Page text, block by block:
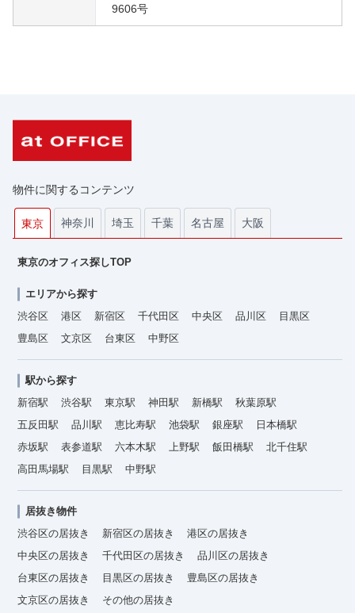
9606号
物件に関するコンテンツ
東京 神奈川 埼玉 千葉 名古屋 大阪
東京のオフィス探しTOP
エリアから探す
渋谷区
港区 新宿区 千代田区 中央区 品川区
目黒区
豊島区
文京区 台東区 中野区
駅から探す
新宿駅
渋谷駅 東京駅 神田駅 新橋駅
秋葉原駅
五反田駅
品川駅 恵比寿駅 池袋駅 銀座駅
日本橋駅
赤坂駅
表参道駅 六本木駅 上野駅 飯田橋駅
北千住駅
高田馬場駅
目黒駅 中野駅
居抜き物件
渋谷区の居抜き
新宿区の居抜き
港区の居抜き
中央区の居抜き
千代田区の居抜き
品川区の居抜き
台東区の居抜き
目黒区の居抜き
豊島区の居抜き
文京区の居抜き
その他の居抜き